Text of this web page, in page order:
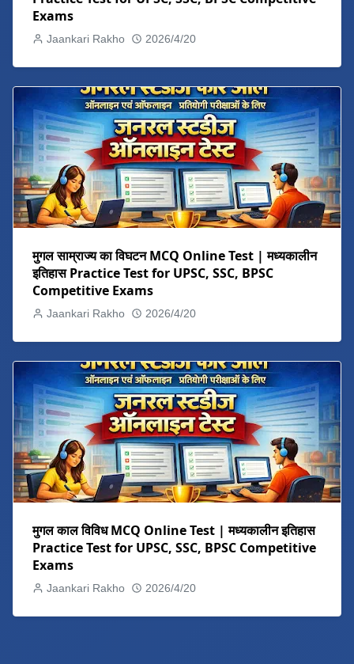
Exams
Jaankari Rakho 2026/4/20
मुगल साम्राज्य का विघटन MCQ Online Test | मध्यकालीन
इतिहास Practice Test for UPSC, SSC, BPSC
Competitive Exams
Jaankari Rakho 2026/4/20
मुगल काल विविध MCQ Online Test | मध्यकालीन इतिहास
Practice Test for UPSC, SSC, BPSC Competitive
Exams
Jaankari Rakho 2026/4/20